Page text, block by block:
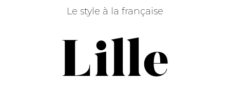
Le style à la française
Lille